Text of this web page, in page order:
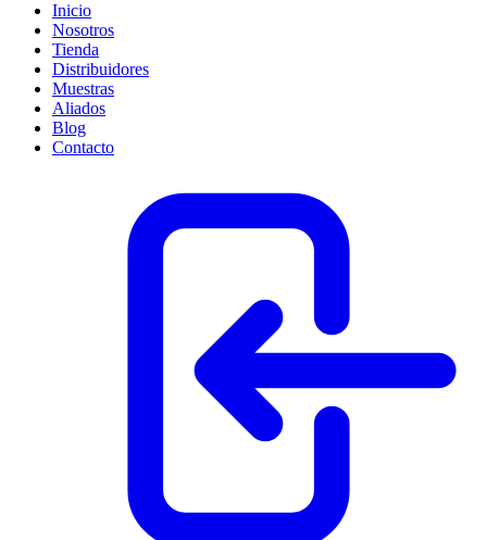
Inicio
Nosotros
Tienda
Distribuidores
Muestras
Aliados
Blog
Contacto